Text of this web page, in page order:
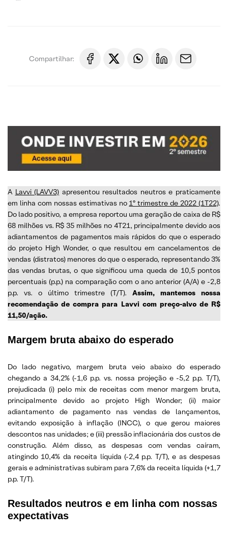
Compartilhar:
A Lavvi (LAVV3) apresentou resultados neutros e praticamente
em linha com nossas estimativas no 1º trimestre de 2022 (1T22).
Do lado positivo, a empresa reportou uma geração de caixa de R$
68 milhões vs. R$ 35 milhões no 4T21, principalmente devido aos
adiantamentos de pagamentos mais rápidos do que o esperado
do projeto High Wonder, o que resultou em cancelamentos de
vendas (distratos) menores do que o esperado, representando 3%
das vendas brutas, o que significou uma queda de 10,5 pontos
percentuais (p.p.) na comparação com o ano anterior (A/A) e -2,8
p.p. vs. o último trimestre (T/T). Assim, mantemos nossa
recomendação de compra para Lavvi com preço-alvo de R$
11,50/ação.
Margem bruta abaixo do esperado
Do lado negativo, margem bruta veio abaixo do esperado
chegando a 34,2% (-1,6 p.p. vs. nossa projeção e -5,2 p.p. T/T),
prejudicada (i) pelo mix de receitas com menor margem bruta,
principalmente devido ao projeto High Wonder; (ii) maior
adiantamento de pagamento nas vendas de lançamentos,
evitando exposição à inflação (INCC), o que gerou maiores
descontos nas unidades; e (iii) pressão inflacionária dos custos de
construção. Além disso, as despesas com vendas caíram,
atingindo 10,4% da receita líquida (-2,4 p.p. T/T), e as despesas
gerais e administrativas subiram para 7,6% da receita líquida (+1,7
p.p. T/T).
Resultados neutros e em linha com nossas
expectativas